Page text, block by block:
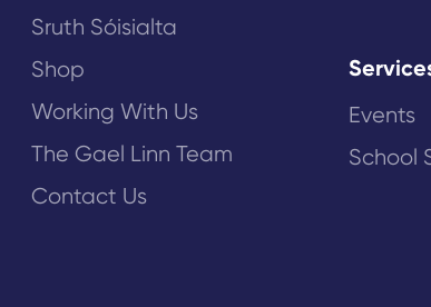
Sruth Sóisialta
Shop
Working With Us
The Gael Linn Team
Contact Us
Events
School